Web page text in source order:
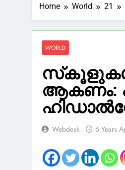
Home World 21
WORLD
സ്‌കൂളുകള്‍
ആകണം:
Webdesk 6 Years